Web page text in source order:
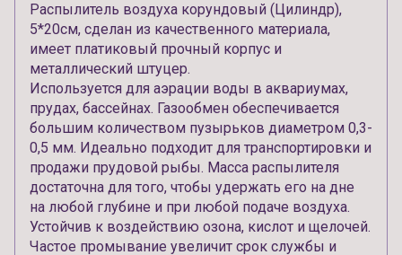
Распылитель воздуха корундовый (Цилиндр),
5*20см, сделан из качественного материала,
имеет платиковый прочный корпус и
металлический штуцер.
Используется для аэрации воды в аквариумах,
прудах, бассейнах. Газообмен обеспечивается
большим количеством пузырьков диаметром 0,3-
0,5 мм. Идеально подходит для транспортировки и
продажи прудовой рыбы. Масса распылителя
достаточна для того, чтобы удержать его на дне
на любой глубине и при любой подаче воздуха.
Устойчив к воздействию озона, кислот и щелочей.
Частое промывание увеличит срок службы и